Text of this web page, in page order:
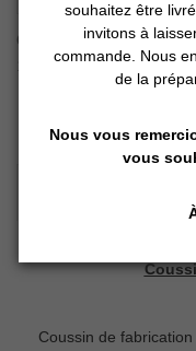
Coussin de Massag...
19,90 €
Coussin de
souhaitez être
invitons à
commande. Nous
de la
Nous vous
vous